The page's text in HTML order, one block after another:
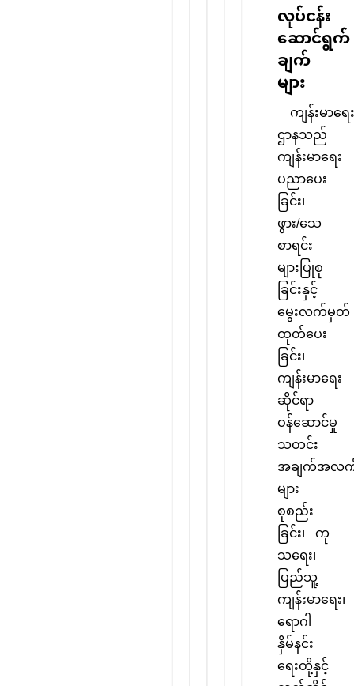
လုပ်ငန်း
ဆောင်ရွက်
ချက်
များ
ကျန်းမာရေး
ဌာနသည်
ကျန်းမာရေး
ပညာပေး
ခြင်း၊
ဖွား/သေ
စာရင်း
များပြုစု
ခြင်းနှင့်
မွေးလက်မှတ်
ထုတ်ပေး
ခြင်း၊
ကျန်းမာရေး
ဆိုင်ရာ
ဝန်ဆောင်မှု
သတင်း
အချက်အလ
များ
စုစည်း
ခြင်း၊ ကု
သရေး၊
ပြည်သူ့
ကျန်းမာရေး၊
ရောဂါ
နှိမ်နင်း
ရေးတို့နှင့်